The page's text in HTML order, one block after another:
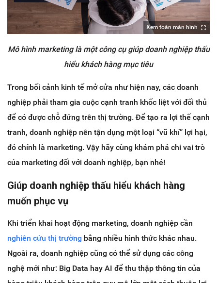
Xem toàn màn hình
Mô hình marketing là một công cụ giúp doanh nghiệp thấu
hiểu khách hàng mục tiêu
Trong bối cảnh kinh tế mở cửa như hiện nay, các doanh
nghiệp phải tham gia cuộc cạnh tranh khốc liệt với đối thủ
để có được chỗ đứng trên thị trường. Để tạo ra lợi thế cạnh
tranh, doanh nghiệp nên tận dụng một loại “vũ khí” lợi hại,
đó chính là marketing. Vậy hãy cùng khám phá chi vai trò
của marketing đối với doanh nghiệp, bạn nhé!
Giúp doanh nghiệp thấu hiểu khách hàng
muốn phục vụ
Khi triển khai hoạt động marketing, doanh nghiệp cần
nghiên cứu thị trường bằng nhiều hình thức khác nhau.
Ngoài ra, doanh nghiệp cũng có thể sử dụng các công
nghệ mới như: Big Data hay AI để thu thập thông tin của